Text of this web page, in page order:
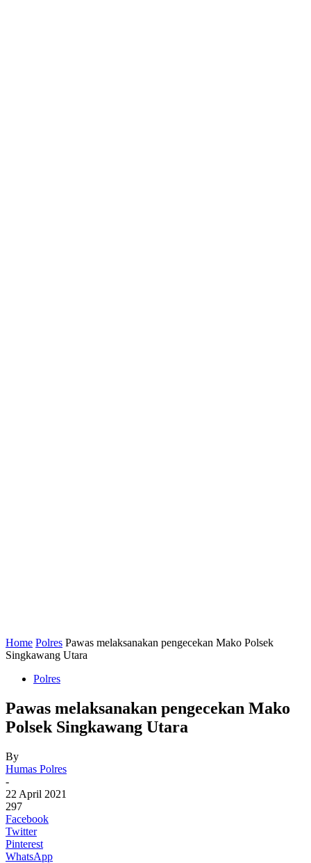
Home Polres Pawas melaksanakan pengecekan Mako Polsek
Singkawang Utara
Polres
Pawas melaksanakan pengecekan Mako
Polsek Singkawang Utara
By
Humas Polres
-
22 April 2021
297
Facebook
Twitter
Pinterest
WhatsApp